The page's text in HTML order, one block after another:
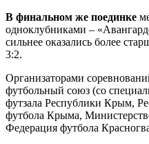
В финальном же поединке
одноклубниками –
сильнее оказались более
3:2.
Организаторами
футбольный союз (со
футзала Республики Крым,
футбола Крыма,
Федерация футбола